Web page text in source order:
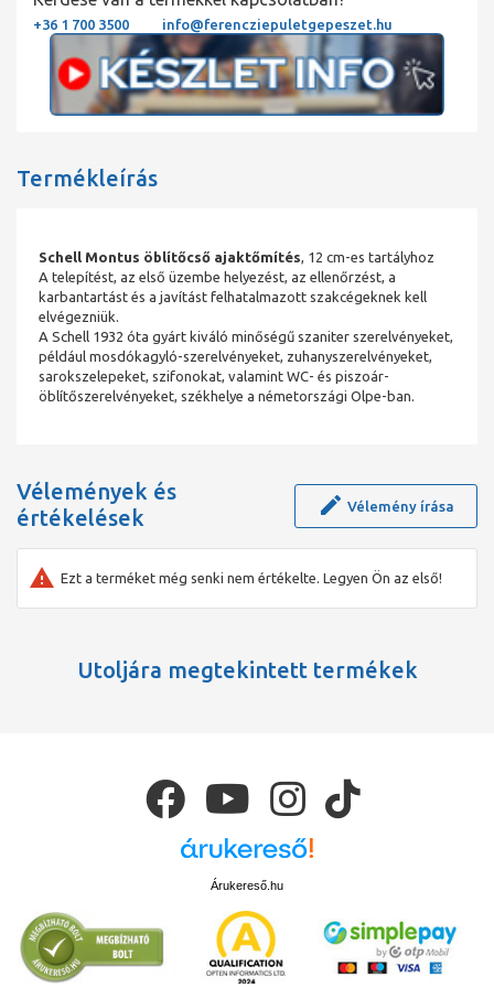
+36 1 700 3500 info@ferencziepuletgepeszet.hu
Termékleírás
Schell Montus öblítőcső ajaktőmítés, 12 cm-es tartályhoz
A telepítést, az első üzembe helyezést, az ellenőrzést, a
karbantartást és a javítást felhatalmazott szakcégeknek kell
elvégezniük.
A Schell 1932 óta gyárt kiváló minőségű szaniter szerelvényeket,
például mosdókagyló-szerelvényeket, zuhanyszerelvényeket,
sarokszelepeket, szifonokat, valamint WC- és piszoár-
öblítőszerelvényeket, székhelye a németországi Olpe-ban.
Vélemények és
értékelések
Vélemény írása
Ezt a terméket még senki nem értékelte. Legyen Ön az első!
Utoljára megtekintett termékek
Árukereső.hu